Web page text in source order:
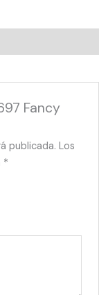
Fancy
publicada. Los
*